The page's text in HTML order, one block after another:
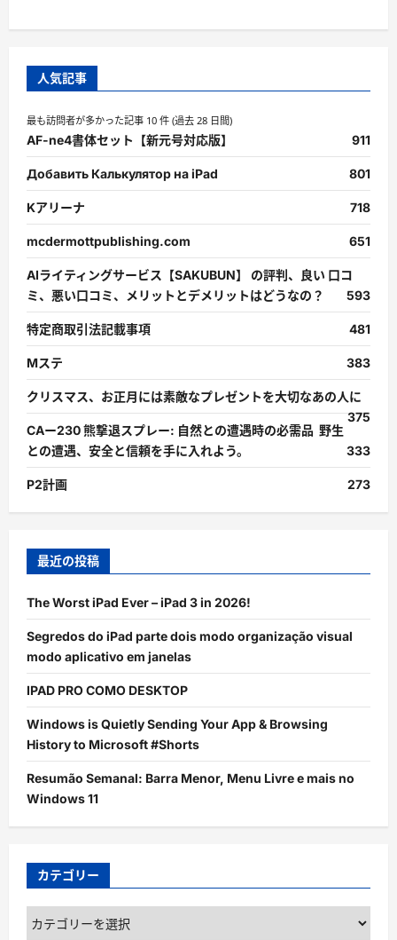
人気記事
最も訪問者が多かった記事 10 件 (過去 28 日間)
AF-ne4書体セット【新元号対応版】 911
Добавить Калькулятор на iPad 801
Kアリーナ 718
mcdermottpublishing.com 651
AIライティングサービス【SAKUBUN】 の評判、良い 口コ
ミ、悪い口コミ、メリットとデメリットはどうなの？
593
特定商取引法記載事項 481
Mステ 383
クリスマス、お正月には素敵なプレゼントを大切なあの人に
375
CAー230 熊撃退スプレー: 自然との遭遇時の必需品 野生
との遭遇、安全と信頼を手に入れよう。
333
P2計画 273
最近の投稿
The Worst iPad Ever – iPad 3 in 2026!
Segredos do iPad parte dois modo organização visual
modo aplicativo em janelas
IPAD PRO COMO DESKTOP
Windows is Quietly Sending Your App & Browsing
History to Microsoft #Shorts
Resumão Semanal: Barra Menor, Menu Livre e mais no
Windows 11
カテゴリー
カ